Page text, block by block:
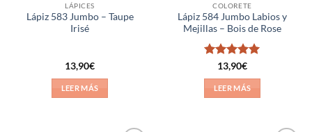
LÁPICES
Lápiz 583 Jumbo – Taupe
Irisé
13,90€
LEER MÁS
COLORETE
Lápiz 584 Jumbo Labios y
Mejillas – Bois de Rose
Valorado
con5de 5
13,90€
LEER MÁS